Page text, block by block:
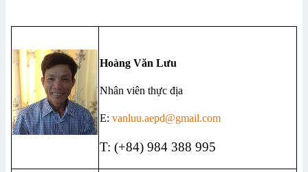
Hoàng Văn Lưu
Nhân viên thực địa
E: vanluu.aepd@gmail.com
T: (+84) 984 388 995